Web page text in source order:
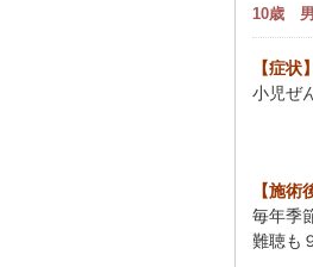
10歳
【症状】
小児ぜ
【施術
毎年季
難聴も